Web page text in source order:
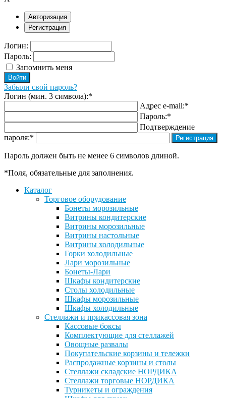
Авторизация
Регистрация
Логин:
Пароль:
Запомнить меня
Забыли свой пароль?
Логин (мин. 3 символа):*
Адрес e-mail:*
Пароль:*
Подтверждение
пароля:*
Пароль должен быть не менее 6 символов длиной.
*Поля, обязательные для заполнения.
Каталог
Торговое оборудование
Бонеты морозильные
Витрины кондитерские
Витрины морозильные
Витрины настольные
Витрины холодильные
Горки холодильные
Лари морозильные
Бонеты-Лари
Шкафы кондитерские
Столы холодильные
Шкафы морозильные
Шкафы холодильные
Стеллажи и прикассовая зона
Кассовые боксы
Комплектующие для стеллажей
Овощные развалы
Покупательские корзины и тележки
Распродажные корзины и столы
Стеллажи складские НОРДИКА
Стеллажи торговые НОРДИКА
Турникеты и ограждения